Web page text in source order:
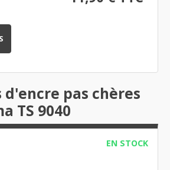
d'encre pas chères
TS 9040
EN STOCK